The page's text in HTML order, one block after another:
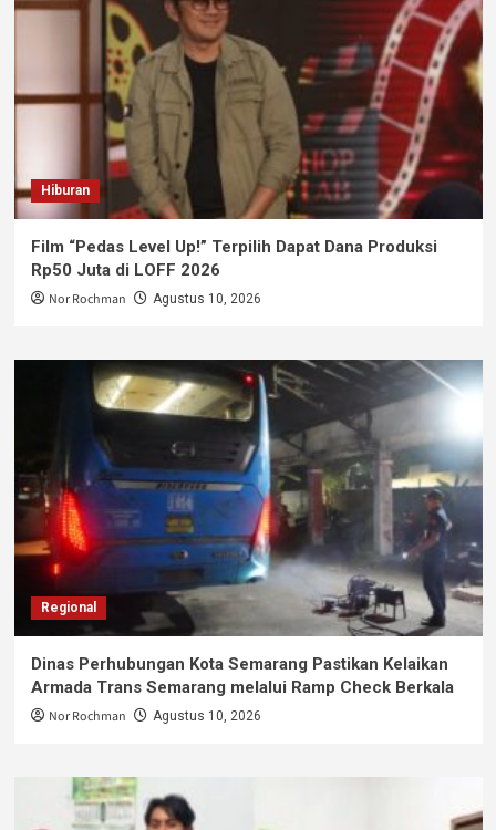
Hiburan
Film “Pedas Level Up!” Terpilih Dapat Dana Produksi
Rp50 Juta di LOFF 2026
Nor Rochman Agustus 10, 2026
Regional
Dinas Perhubungan Kota Semarang Pastikan Kelaikan
Armada Trans Semarang melalui Ramp Check Berkala
Nor Rochman Agustus 10, 2026